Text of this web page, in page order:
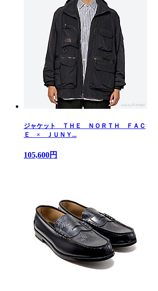
ジャケット ＴＨＥ ＮＯＲＴＨ ＦＡＣ
Ｅ × ＪＵＮＹ...
105,600円